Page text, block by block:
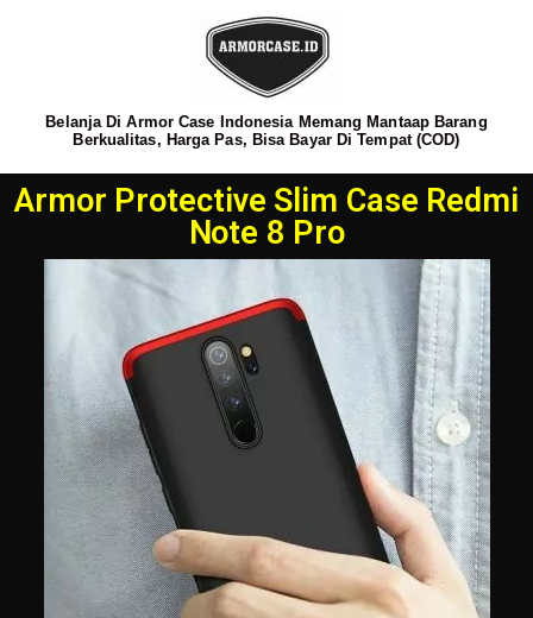
Belanja Di Armor Case Indonesia Memang Mantaap Barang
Berkualitas, Harga Pas, Bisa Bayar Di Tempat (COD)
Armor Protective Slim Case Redmi
Note 8 Pro